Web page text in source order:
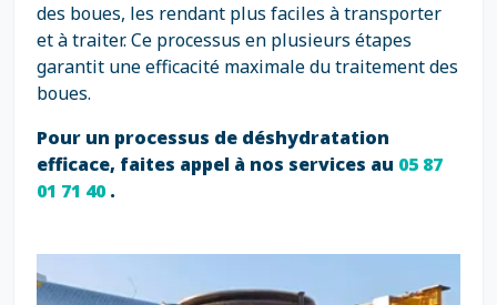
des boues, les rendant plus faciles à transporter
et à traiter. Ce processus en plusieurs étapes
garantit une efficacité maximale du traitement des
boues.
Pour un processus de déshydratation
efficace, faites appel à nos services au 05 87
01 71 40.